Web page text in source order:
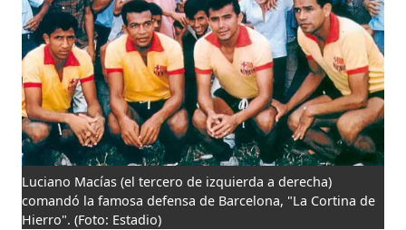
Luciano Macías (el tercero de izquierda a derecha)
comandó la famosa defensa de Barcelona, "La Cortina de
Hierro". (Foto: Estadio)